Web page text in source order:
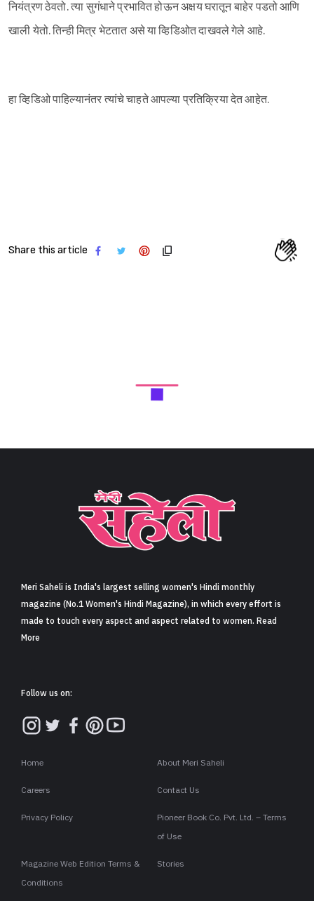
नियंत्रण ठेवतो. त्या सुगंधाने प्रभावित होऊन अक्षय घरातून बाहेर पडतो आणि
खाली येतो. तिन्ही मित्र भेटतात असे या व्हिडिओत दाखवले गेले आहे.
हा व्हिडिओ पाहिल्यानंतर त्यांचे चाहते आपल्या प्रतिक्रिया देत आहेत.
Share this article
Meri Saheli is India's largest selling women's Hindi monthly
magazine (No.1 Women's Hindi Magazine), in which every effort is
made to touch every aspect and aspect related to women. Read
More
Follow us on:
Home About Meri Saheli
Careers Contact Us
Privacy Policy
Pioneer Book Co. Pvt. Ltd. – Terms
of Use
Magazine Web Edition Terms &
Conditions
Stories